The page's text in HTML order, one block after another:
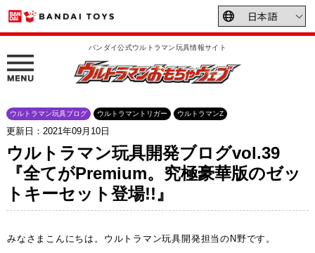
バンダイ公式ウルトラマン玩具情報サイト
更新日：2021年09月10日
ウルトラマン玩具ブログ ウルトラマントリガー ウルトラマンZ
ウルトラマン玩具開発ブログvol.39
『全てがPremium。究極豪華版のゼッ
トキーセット登場!!』
みなさまこんにちは。ウルトラマン玩具開発担当のN野です。